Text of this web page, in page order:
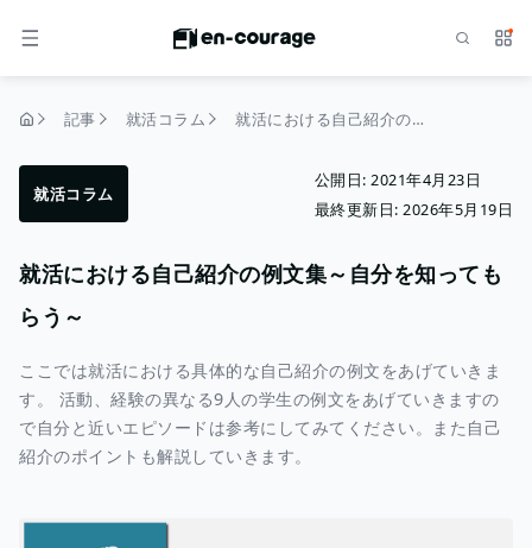
メニュー サ
記事 就活コラム 就活における自己紹介の例文集～自分を知ってもらう～
就活コラム
公開日: 2021年4月23日
最終更新日: 2026年5月19日
就活における自己紹介の例文集～自分を知っても
らう～
ここでは就活における具体的な自己紹介の例文をあげていきま
す。 活動、経験の異なる9人の学生の例文をあげていきますの
で自分と近いエピソードは参考にしてみてください。また自己
紹介のポイントも解説していきます。